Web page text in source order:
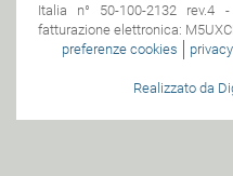
Italia n° 50-100-2132 rev.4
fatturazione elettronica:
preferenze cookies
Realizzato da